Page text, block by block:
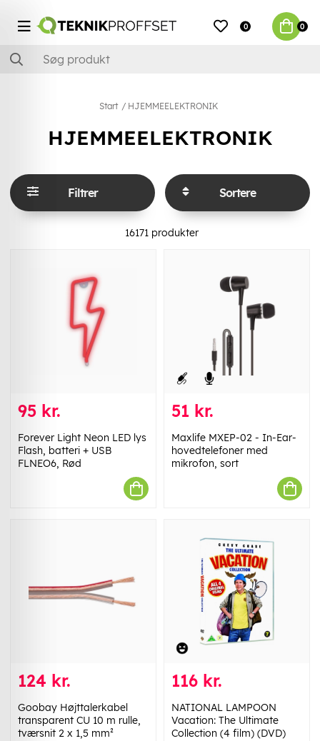
0 0
Start HJEMMEELEKTRONIK
HJEMMEELEKTRONIK
Filtrer Sortere
16171produkter
95 kr.
Forever Light Neon LED lys
Flash, batteri + USB
FLNEO6, Rød
51 kr.
Maxlife MXEP-02 - In-Ear-
hovedtelefoner med
mikrofon, sort
124 kr.
Goobay Højttalerkabel
transparent CU 10 m rulle,
tværsnit 2 x 1,5 mm²
116 kr.
NATIONAL LAMPOON
Vacation: The Ultimate
Collection (4 film) (DVD)